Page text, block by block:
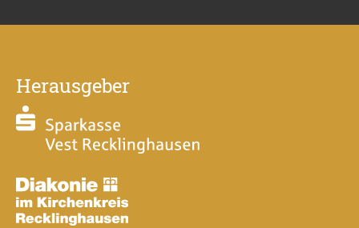
Herausgeber